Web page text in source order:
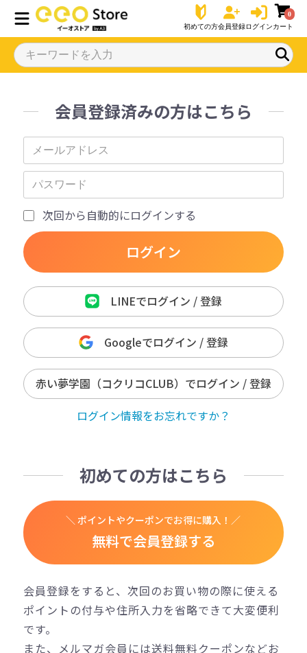
初めての方会員登録ログイン
0
カート
会員登録済みの方はこちら
次回から自動的にログインする
ログイン
LINEでログイン / 登録
Googleでログイン / 登録
赤い夢学園（コクリコCLUB）でログイン / 登録
ログイン情報をお忘れですか？
初めての方はこちら
＼ ポイントやクーポンでお得に購入！／
無料で会員登録する
会員登録をすると、次回のお買い物の際に使える
ポイントの付与や住所入力を省略できて大変便利
です。
また、メルマガ会員には送料無料クーポンなどお